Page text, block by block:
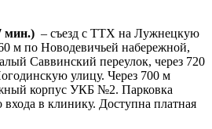
мин.) – съезд с ТТX на Лужнецкую
м по Новодевичьей набережной,
Саввинский переулок, через 720
улицу. Через 700 м
корпус УКБ №2. Парковка
входа в клинику. Доступна платная